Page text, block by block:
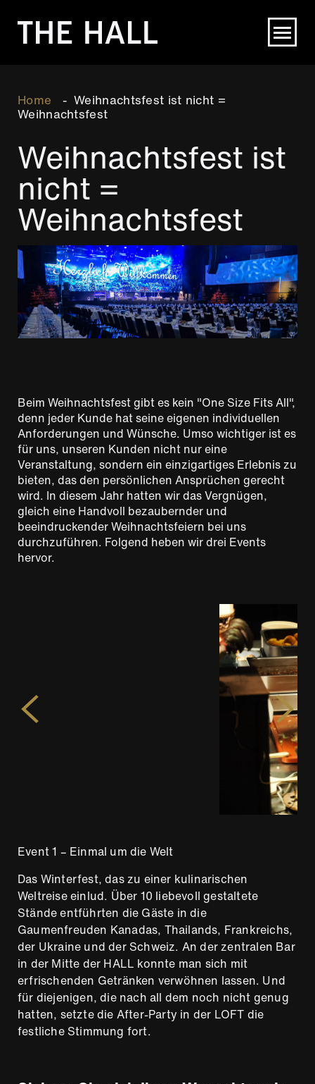
zum
Breadcrumb
Home
Weihnachtsfest ist nicht =
Weihnachtsfest
Weihnachtsfest ist
nicht =
Weihnachtsfest
Beim Weihnachtsfest gibt es kein "One Size Fits All",
denn jeder Kunde hat seine eigenen individuellen
Anforderungen und Wünsche. Umso wichtiger ist es
für uns, unseren Kunden nicht nur eine
Veranstaltung, sondern ein einzigartiges Erlebnis zu
bieten, das den persönlichen Ansprüchen gerecht
wird. In diesem Jahr hatten wir das Vergnügen,
gleich eine Handvoll bezaubernder und
beeindruckender Weihnachtsfeiern bei uns
durchzuführen. Folgend heben wir drei Events
hervor.
Event 1 – Einmal um die Welt
Das Winterfest, das zu einer kulinarischen
Weltreise einlud. Über 10 liebevoll gestaltete
Stände entführten die Gäste in die
Gaumenfreuden Kanadas, Thailands, Frankreichs,
der Ukraine und der Schweiz. An der zentralen Bar
in der Mitte der HALL konnte man sich mit
erfrischenden Getränken verwöhnen lassen. Und
für diejenigen, die nach all dem noch nicht genug
hatten, setzte die After-Party in der LOFT die
festliche Stimmung fort.